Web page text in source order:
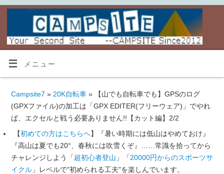
メニュー
Campsite7 » 20K自転車» 【山でも自転車でも】GPSのログ
(GPXファイル)の加工は「GPX EDITER(フリーウェア)」でやれ
ば、エクセルと戦う必要ありません!!【カット編】2/2
【初めての方はこちらへ】『暑い時期には低山はやめておけ』
『高山は夏でも20°、春秋には吹雪くぞ』……常識を拾ってから
チャレンジしよう「超初心者登山 」「20000円からのスポーツサ
イクル」レベルで"初められる工夫"を楽しんでいます。